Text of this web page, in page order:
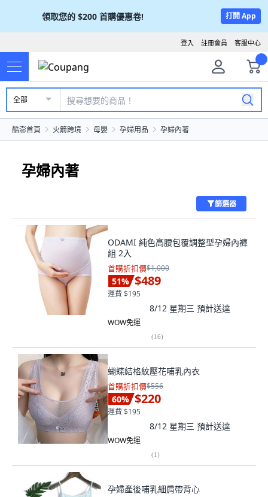
領取您的 $200 首購優惠卷! 打開 App
客服中心
註冊會員
登入
全部
酷澎首頁 火箭跨境 母嬰 孕婦用品 孕婦內著
孕婦內著
篩選器
ODAMI 純色高腰包覆調整型孕婦內褲
組 2入
首購折扣價$1,000
51% $489
運費 $195
8/12 星期三 預計送達
WOW免運
(16)
蝴蝶結格紋壓花哺乳內衣
首購折扣價$556
60% $220
運費 $195
8/12 星期三 預計送達
WOW免運
(1)
孕婦產後哺乳細肩帶背心